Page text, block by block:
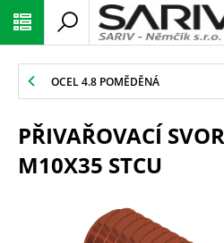
OCEL 4.8 POMĚDĚNÁ
PŘIVAŘOVACÍ
M10X35 STCU